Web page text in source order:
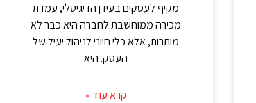
מקיף לעסקים בעידן הדיגיטלי, עמדת
מכירה ממוחשבת לחברה היא כבר לא
מותרות, אלא כלי חיוני לניהול יעיל של
העסק. היא
קרא עוד »